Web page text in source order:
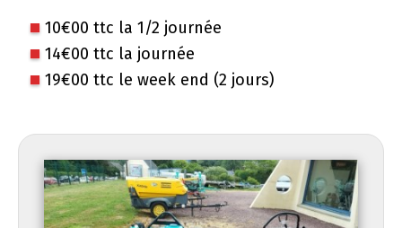
10€00 ttc la 1/2 journée
14€00 ttc la journée
19€00 ttc le week end (2 jours)